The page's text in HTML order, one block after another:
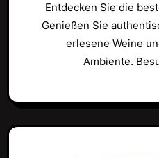
Entdecken Sie die beste Osteria in Frankfurt!
Genießen Sie
erlesene Weine
Ambiente.